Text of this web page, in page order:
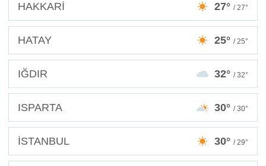
HAKKARİ 27° / 27°
HATAY 25° / 25°
IĞDIR 32° / 32°
ISPARTA 30° / 30°
İSTANBUL 30° / 29°